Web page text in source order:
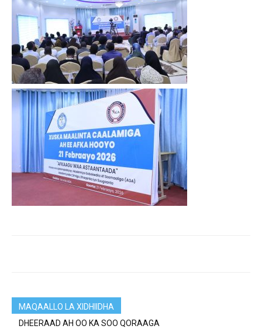
MAQAALLO LA XIDHIIDHA
DHEERAAD AH OO KA SOO QORAAGA